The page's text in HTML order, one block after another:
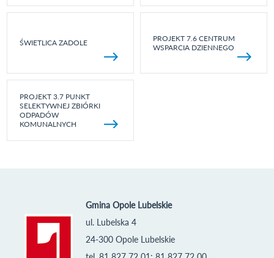
ŚWIETLICA ZADOLE
PROJEKT 7.6 CENTRUM
WSPARCIA DZIENNEGO
PROJEKT 3.7 PUNKT
SELEKTYWNEJ ZBIÓRKI
ODPADÓW
KOMUNALNYCH
Gmina Opole Lubelskie
ul. Lubelska 4
24-300 Opole Lubelskie